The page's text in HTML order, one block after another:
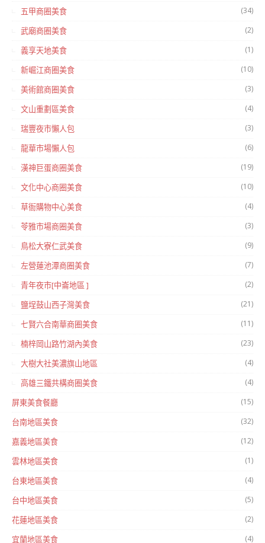
五甲商圈美食 (34)
武廟商圈美食 (2)
義享天地美食 (1)
新崛江商圈美食 (10)
美術館商圈美食 (3)
文山重劃區美食 (4)
瑞豐夜市懶人包 (3)
龍華市場懶人包 (6)
漢神巨蛋商圈美食 (19)
文化中心商圈美食 (10)
草衙購物中心美食 (4)
苓雅市場商圈美食 (3)
鳥松大寮仁武美食 (9)
左營蓮池潭商圈美食 (7)
青年夜市[中崙地區 ] (2)
鹽埕鼓山西子灣美食 (21)
七賢六合南華商圈美食 (11)
楠梓岡山路竹湖內美食 (23)
大樹大社美濃旗山地區 (4)
高雄三鐵共構商圈美食 (4)
屏東美食餐廳 (15)
台南地區美食 (32)
嘉義地區美食 (12)
雲林地區美食 (1)
台東地區美食 (4)
台中地區美食 (5)
花蓮地區美食 (2)
宜蘭地區美食 (4)